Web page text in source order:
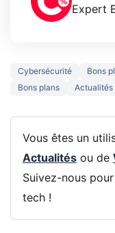
Expert
Cybersécurité Bons
Bons plans
Actualités
Vous êtes un
Actualitésou de
Suivez-nous
tech !